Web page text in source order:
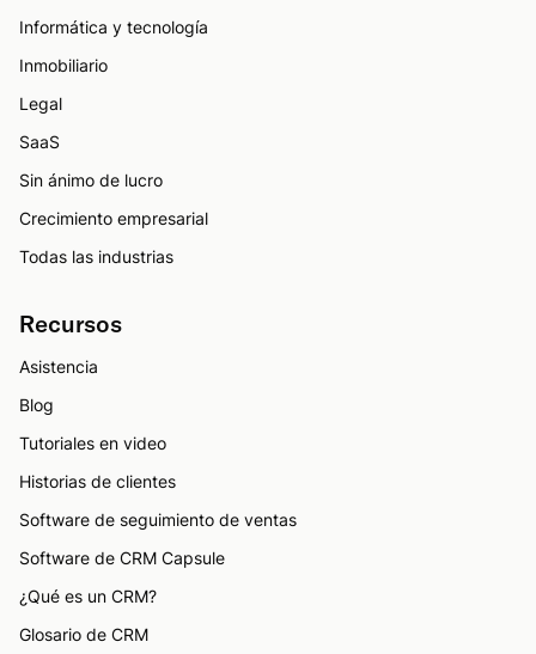
Informática y tecnología
Inmobiliario
Legal
SaaS
Sin ánimo de lucro
Crecimiento empresarial
Todas las industrias
Recursos
Asistencia
Blog
Tutoriales en video
Historias de clientes
Software de seguimiento de ventas
Software de CRM Capsule
¿Qué es un CRM?
Glosario de CRM